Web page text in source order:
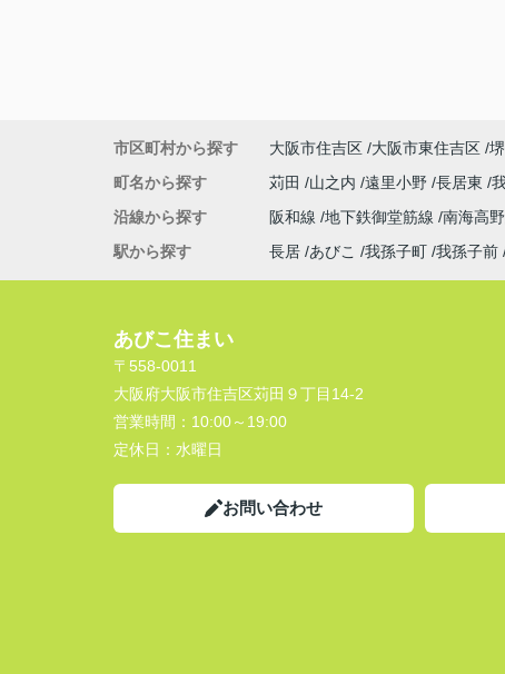
市区町村から探す 大阪市住吉区 大阪市東住吉区
町名から探す
苅田 山之内 遠里小野 長居東
沿線から探す
阪和線 地下鉄御堂筋線 南海高
駅から探す
長居 あびこ 我孫子町 我孫子前
あびこ住まい
〒558-0011
大阪府大阪市住吉区苅田９丁目14-2
営業時間： 10:00～19:00
定休日： 水曜日
お問い合わせ